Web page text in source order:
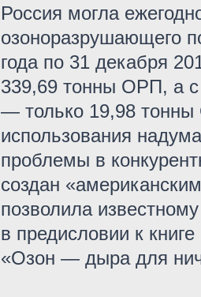
Россия могла
озоноразрушающего
года по 31 декабря
339,69 тонны ОРП, а с
— только 19,98
использования
проблемы в
создан
позволила
в предисловии к
«Озон — дыра для